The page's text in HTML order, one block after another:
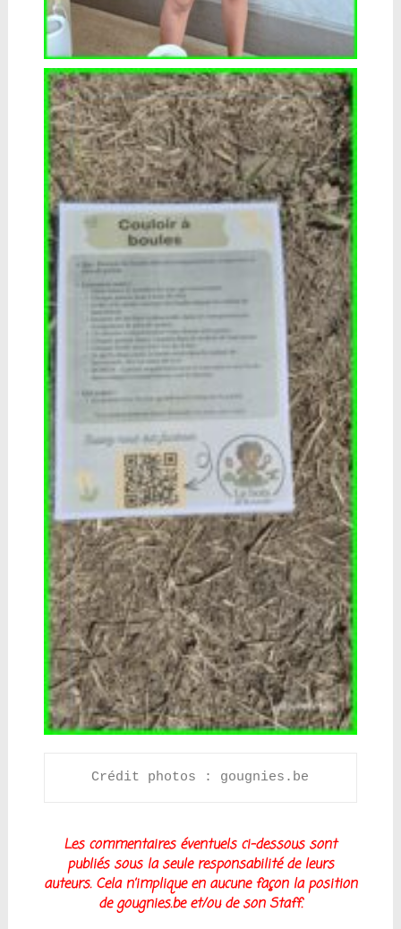
Crédit photos : gougnies.be
Lescommentaires éventuels ci-dessous sont
publiés sous la seule responsabilité de leurs
auteurs. Cela n’implique en aucune façon la position
de gougnies.be et/ou de son Staff.